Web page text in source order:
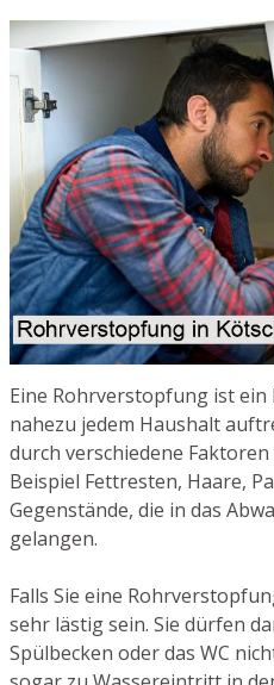
Eine Rohrverstopfung ist ein
nahezu jedem Haushalt
durch verschiedene
Beispiel Fettresten, Haare,
Gegenstände, die in das
gelangen.
Falls Sie eine
sehr lästig sein. Sie dürfen
Spülbecken oder das WC